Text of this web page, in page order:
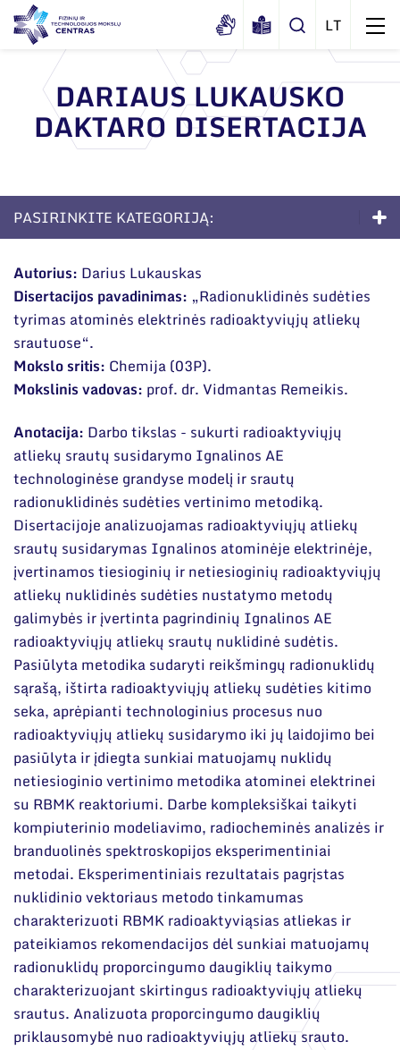
Apie mus
Dokumentai
Sertifikatai ir akreditavimo pažymėjimai
Viešieji pirkimai
Duomenų apsauga
Darbuotojams
Nuorodos
Narystė nacionalinėse ir tarptautinėse
Administracija
Administraciniai skyriai
Moksliniai skyriai
Mokslo taryba
Mokslininkai emeritai
Naujienos
Renginiai
Tinklalaidės
Leidiniai
Bendri rekvizitai
Administracija
Darbuotojų kontaktai
DARIAUS LUKAUSKO
DAKTARO DISERTACIJA
PASIRINKITE KATEGORIJĄ:
Apie studijas
Priėmimas į doktorantūrą
Gyvenimas doktorantūroje
Dokumentai
Autorius: Darius Lukauskas
Disertacijos pavadinimas: „Radionuklidinės sudėties
tyrimas atominės elektrinės radioaktyviųjų atliekų
srautuose“.
Mokslo sritis: Chemija (03P).
Mokslinis vadovas: prof. dr. Vidmantas Remeikis.
Anotacija: Darbo tikslas - sukurti radioaktyviųjų
atliekų srautų susidarymo Ignalinos AE
technologinėse grandyse modelį ir srautų
radionuklidinės sudėties vertinimo metodiką.
Disertacijoje analizuojamas radioaktyviųjų atliekų
srautų susidarymas Ignalinos atominėje elektrinėje,
įvertinamos tiesioginių ir netiesioginių radioaktyviųjų
atliekų nuklidinės sudėties nustatymo metodų
galimybės ir įvertinta pagrindinių Ignalinos AE
radioaktyviųjų atliekų srautų nuklidinė sudėtis.
Pasiūlyta metodika sudaryti reikšmingų radionuklidų
sąrašą, ištirta radioaktyviųjų atliekų sudėties kitimo
seka, aprėpianti technologinius procesus nuo
radioaktyviųjų atliekų susidarymo iki jų laidojimo bei
pasiūlyta ir įdiegta sunkiai matuojamų nuklidų
netiesioginio vertinimo metodika atominei elektrinei
su RBMK reaktoriumi. Darbe kompleksiškai taikyti
kompiuterinio modeliavimo, radiocheminės analizės ir
branduolinės spektroskopijos eksperimentiniai
metodai. Eksperimentiniais rezultatais pagrįstas
nuklidinio vektoriaus metodo tinkamumas
charakterizuoti RBMK radioaktyviąsias atliekas ir
pateikiamos rekomendacijos dėl sunkiai matuojamų
radionuklidų proporcingumo daugiklių taikymo
charakterizuojant skirtingus radioaktyviųjų atliekų
srautus. Analizuota proporcingumo daugiklių
priklausomybė nuo radioaktyviųjų atliekų srauto.